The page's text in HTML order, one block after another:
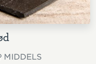
MIDDELS